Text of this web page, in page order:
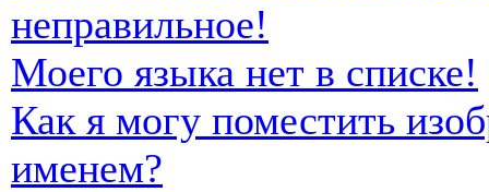
неправильное!
Моего языка нет в списке!
Как я могу поместить
именем?